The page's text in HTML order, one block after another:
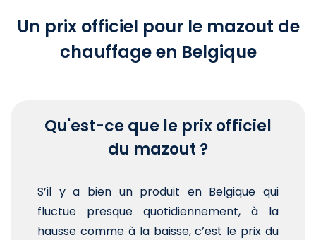
Un prix officiel pour le mazout de
chauffage en Belgique
Qu'est-ce que le prix officiel
du mazout ?
S’il y a bien un produit en Belgique qui
fluctue presque quotidiennement, à la
hausse comme à la baisse, c’est le prix du